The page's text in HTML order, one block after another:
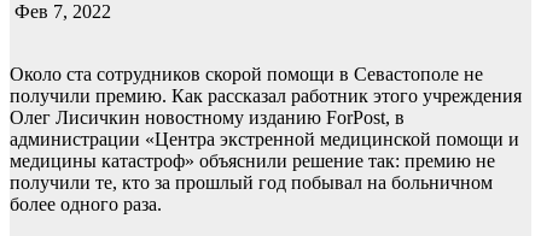
Фев 7, 2022
Около ста сотрудников скорой помощи в Севастополе не
получили премию. Как рассказал работник этого учреждения
Олег Лисичкин новостному изданию ForPost, в
администрации «Центра экстренной медицинской помощи и
медицины катастроф» объяснили решение так: премию не
получили те, кто за прошлый год побывал на больничном
более одного раза.